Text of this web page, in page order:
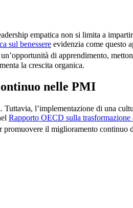
empatica non si limita a
sul benessere evidenzia come questo
di apprendimento,
la crescita organica.
nelle PMI
l’implementazione di una
Rapporto OECD sulla
promuovere il miglioramento continuo